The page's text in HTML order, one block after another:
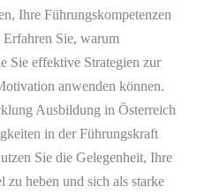
Ihre Führungskompetenzen
Sie, warum
Sie effektive Strategien zur
anwenden können.
Ausbildung in Österreich
in der Führungskraft
Sie die Gelegenheit, Ihre
zu heben und sich als starke